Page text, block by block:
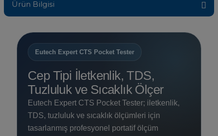
Gemaş Havuz
Wtr Havuz
Toz Ph+ Yükseltici
Yosun Öldürücü
Selenoid
Alkalinite Düşürücü
Havuz Isıtma
Havuz Elektrik
Havuz Sarf
Ürün Bilgisi
Eutech Expert CTS Pocket Tester
Cep Tipi İletkenlik, TDS,
Tuzluluk ve Sıcaklık Ölçer
Eutech Expert CTS Pocket Tester; iletkenlik,
TDS, tuzluluk ve sıcaklık ölçümleri için
tasarlanmış profesyonel portatif ölçüm